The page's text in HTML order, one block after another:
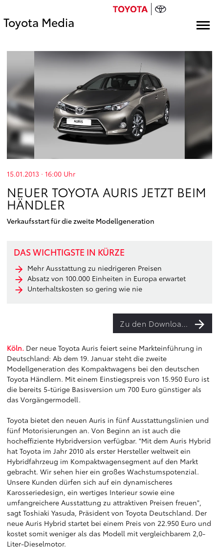
Toyota Media
15.01.2013 · 16:00 Uhr
NEUER TOYOTA AURIS JETZT BEIM
HÄNDLER
Verkaufsstart für die zweite Modellgeneration
DAS WICHTIGSTE IN KÜRZE
Mehr Ausstattung zu niedrigeren Preisen
Absatz von 100.000 Einheiten in Europa erwartet
Unterhaltskosten so gering wie nie
Zu den Downloads
Köln. Der neue Toyota Auris feiert seine Markteinführung in
Deutschland: Ab dem 19. Januar steht die zweite
Modellgeneration des Kompaktwagens bei den deutschen
Toyota Händlern. Mit einem Einstiegspreis von 15.950 Euro ist
die bereits 5-türige Basisversion um 700 Euro günstiger als
das Vorgängermodell.
Toyota bietet den neuen Auris in fünf Ausstattungslinien und
fünf Motorisierungen an. Von Beginn an ist auch die
hocheffiziente Hybridversion verfügbar. "Mit dem Auris Hybrid
hat Toyota im Jahr 2010 als erster Hersteller weltweit ein
Hybridfahrzeug im Kompaktwagensegment auf den Markt
gebracht. Wir sehen hier ein großes Wachstumspotenzial.
Unsere Kunden dürfen sich auf ein dynamischeres
Karosseriedesign, ein wertiges Interieur sowie eine
umfangreichere Ausstattung zu attraktiven Preisen freuen",
sagt Toshiaki Yasuda, Präsident von Toyota Deutschland. Der
neue Auris Hybrid startet bei einem Preis von 22.950 Euro und
kostet somit weniger als das Modell mit vergleichbarem 2,0-
Liter-Dieselmotor.